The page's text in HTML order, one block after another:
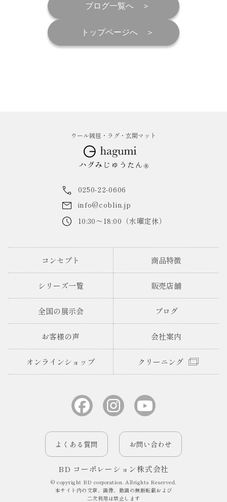
ブログ一覧へ
トップページへ
ウール絨毯・ラグ・玄関マット
0250-22-0606
info@coblin.jp
10:30～18:00（水曜定休）
コンセプト 商品特徴
シリーズ一覧 販売店舗
全国の展示会 ブログ
お客様の声 会社案内
オンラインショップ クリーニング
よくある質問 お問い合わせ
BD コーポレーション株式会社
© copyright BD corporation. Allrights Reserved.
本サイト内の文章、画像、動画の無断転載および
二次利用は禁止します